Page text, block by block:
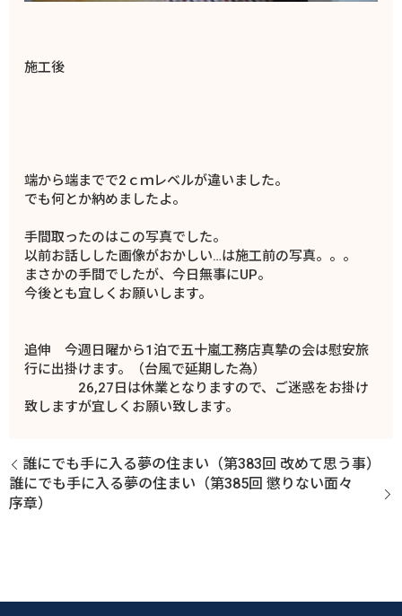
施工後
端から端までで2ｃｍレベルが違いました。
でも何とか納めましたよ。
手間取ったのはこの写真でした。
以前お話しした画像がおかしい…は施工前の写真。。。
まさかの手間でしたが、今日無事にUP。
今後とも宜しくお願いします。
追伸 今週日曜から1泊で五十嵐工務店真摯の会は慰安旅
行に出掛けます。（台風で延期した為）
26,27日は休業となりますので、ご迷惑をお掛け
致しますが宜しくお願い致します。
誰にでも手に入る夢の住まい（第383回 改めて思う事）
誰にでも手に入る夢の住まい（第385回 懲りない面々
序章）